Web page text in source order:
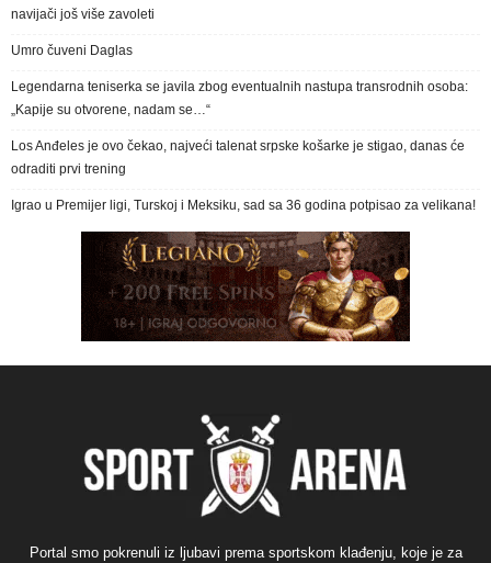
navijači još više zavoleti
Umro čuveni Daglas
Legendarna teniserka se javila zbog eventualnih nastupa transrodnih osoba:
„Kapije su otvorene, nadam se…“
Los Anđeles je ovo čekao, najveći talenat srpske košarke je stigao, danas će
odraditi prvi trening
Igrao u Premijer ligi, Turskoj i Meksiku, sad sa 36 godina potpisao za velikana!
Portal smo pokrenuli iz ljubavi prema sportskom klađenju, koje je za